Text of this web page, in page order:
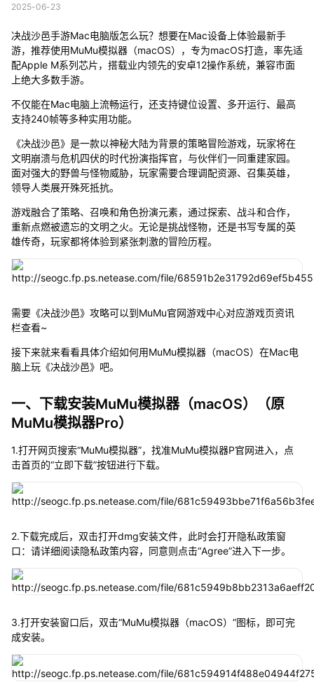
2025-06-23
决战沙邑手游Mac电脑版怎么玩？想要在Mac设备上体验最新手
游，推荐使用MuMu模拟器（macOS），专为macOS打造，率先适
配Apple M系列芯片，搭载业内领先的安卓12操作系统，兼容市面
上绝大多数手游。
不仅能在Mac电脑上流畅运行，还支持键位设置、多开运行、最高
支持240帧等多种实用功能。
《决战沙邑》是一款以神秘大陆为背景的策略冒险游戏，玩家将在
文明崩溃与危机四伏的时代扮演指挥官，与伙伴们一同重建家园。
面对强大的野兽与怪物威胁，玩家需要合理调配资源、召集英雄，
领导人类展开殊死抵抗。
游戏融合了策略、召唤和角色扮演元素，通过探索、战斗和合作，
重新点燃被遗忘的文明之火。无论是挑战怪物，还是书写专属的英
雄传奇，玩家都将体验到紧张刺激的冒险历程。
需要《决战沙邑》攻略可以到MuMu官网游戏中心对应游戏页资讯
栏查看~
接下来就来看看具体介绍如何用MuMu模拟器（macOS）在Mac电
脑上玩《决战沙邑》吧。
一、下载安装MuMu模拟器（macOS）（原
MuMu模拟器Pro）
1.打开网页搜索“MuMu模拟器”，找准MuMu模拟器P官网进入，点
击首页的“立即下载”按钮进行下载。
2.下载完成后，双击打开dmg安装文件，此时会打开隐私政策窗
口：请详细阅读隐私政策内容，同意则点击“Agree”进入下一步。
3.打开安装窗口后，双击“MuMu模拟器（macOS）”图标，即可完
成安装。